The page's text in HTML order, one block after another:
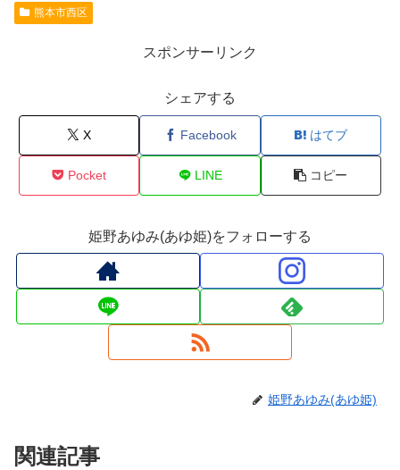
熊本市西区
スポンサーリンク
シェアする
X Facebook はてブ
Pocket LINE コピー
姫野あゆみ(あゆ姫)をフォローする
姫野あゆみ(あゆ姫)
関連記事